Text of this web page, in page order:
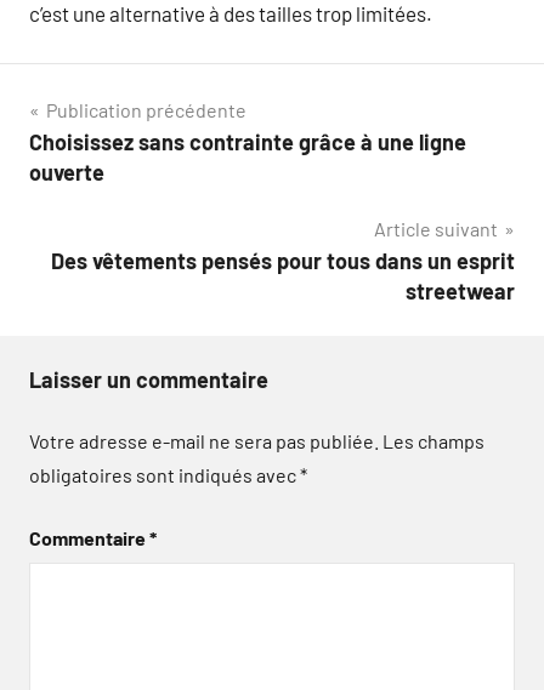
c’est une alternative à des tailles trop limitées.
Navigation
de
Publication précédente
Choisissez sans contrainte grâce à une ligne
ouverte
Article suivant
Des vêtements pensés pour tous dans un esprit
streetwear
Laisser un commentaire
Votre adresse e-mail ne sera pas publiée. Les champs
obligatoires sont indiqués avec*
Commentaire*